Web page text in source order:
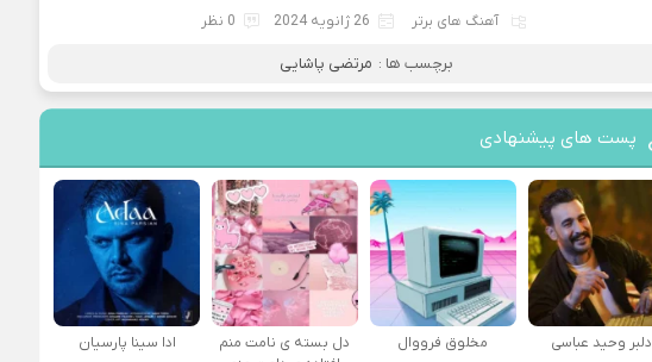
آهنگ های برتر 26 ژانویه 2024 0 نظر
برچسب ها : مرتضی پاشایی
پست های پیشنهادی
دلبر وحید عباسی مخلوق فرووال
دل بسته ی نامت منم
ادا سینا پارسیان